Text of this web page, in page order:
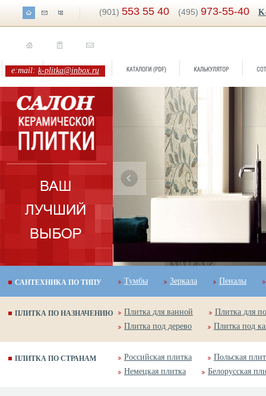
(901) 553 55 40 (495) 973-55-40
e:mail: k-plitka@inbox.ru
Бренд:Atrio
САНТЕХНИКА ПО ТИПУ Тумбы Зеркала Пеналы
ПЛИТКА ПО НАЗНАЧЕНИЮ Плитка для ванной
Плитка для
Плитка под дерево
Плитка под
ПЛИТКА ПО СТРАНАМ Российская плитка
Польская
Немецкая плитка
Белорусская